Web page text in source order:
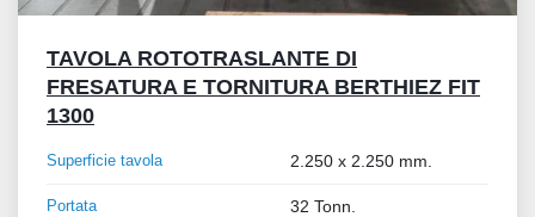
TAVOLA ROTOTRASLANTE DI
FRESATURA E TORNITURA BERTHIEZ FIT
1300
Superficie tavola 2.250 x 2.250 mm.
Portata 32 Tonn.